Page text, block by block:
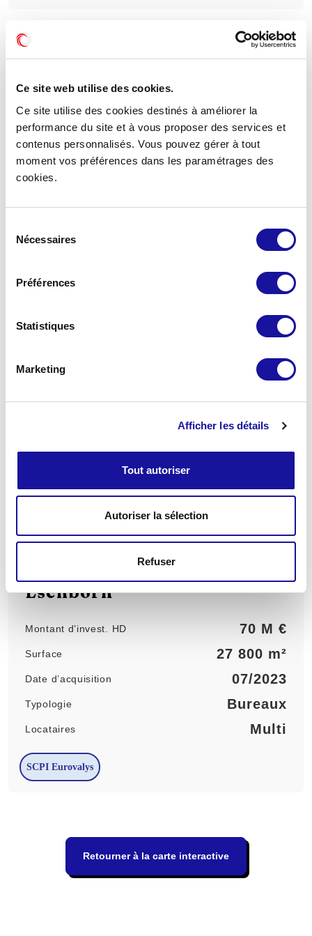
Ce site web utilise des cookies.
Ce site utilise des cookies destinés à améliorer la
performance du site et à vous proposer des services et
contenus personnalisés. Vous pouvez gérer à tout
moment vos préférences dans les paramétrages des
cookies.
Nécessaires
Préférences
Statistiques
Marketing
Afficher les détails
Tout autoriser
Autoriser la sélection
Refuser
Montant d’invest. HD 23 M€
Date d’acquisition 09/2023
Tertiaire
Volkswagen R
SCPI Eurovalys
Eschborn
Montant d’invest. HD 70 M €
Surface 27 800 m²
Date d’acquisition 07/2023
Typologie Bureaux
Locataires Multi
SCPI Eurovalys
Retourner à la carte interactive